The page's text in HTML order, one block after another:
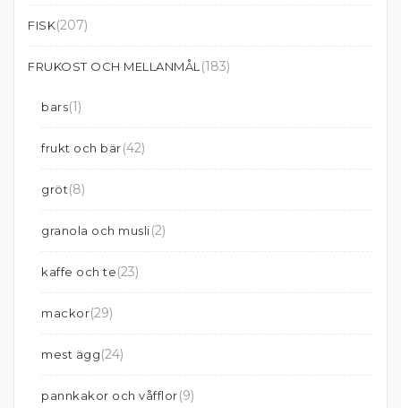
FISK(207)
FRUKOST OCH MELLANMÅL (183)
bars(1)
frukt och bär(42)
gröt(8)
granola och musli(2)
kaffe och te(23)
mackor(29)
mest ägg(24)
pannkakor och våfflor(9)